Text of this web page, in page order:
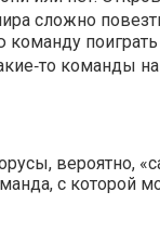
сложно
команды
вероятно,
с которой